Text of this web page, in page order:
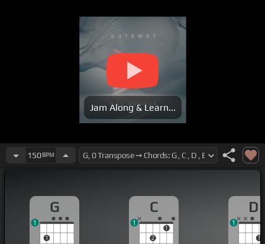
Jam Along & Learn...
150BPM
G
1
1
C
2
1
1
D
1
1